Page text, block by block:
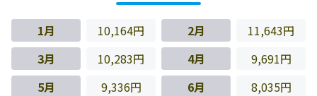
1月 10,164円 2月
11,643円
3月
10,283円 4月
9,691円
5月
9,336円 6月
8,035円